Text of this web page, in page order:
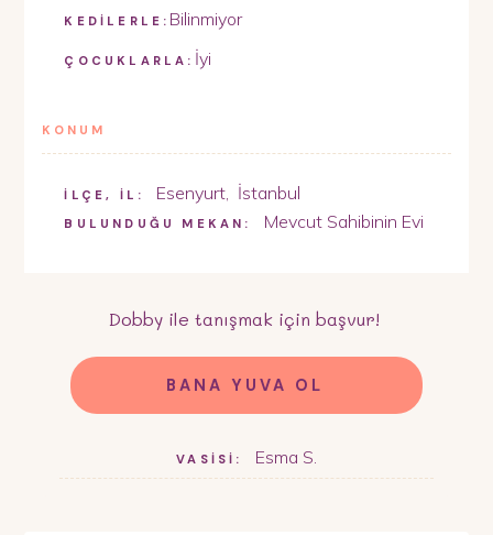
KEDİLERLE: Bilinmiyor
ÇOCUKLARLA: İyi
KONUM
İLÇE, İL: Esenyurt İstanbul
BULUNDUĞU MEKAN: Mevcut Sahibinin Evi
Dobby ile tanışmak için başvur!
BANA YUVA OL
VASİSİ: Esma S.